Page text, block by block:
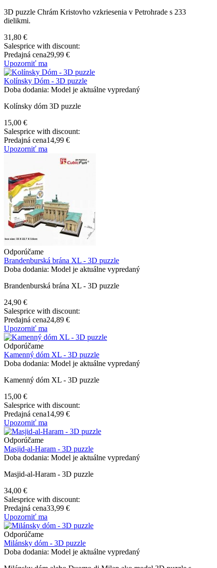
3D puzzle Chrám Kristovho vzkriesenia v Petrohrade s 233
dielikmi.
31,80 €
Salesprice with discount:
Predajná cena29,99 €
Upozorniť ma
Kolínsky Dóm - 3D puzzle
Doba dodania: Model je aktuálne vypredaný
Kolínsky dóm 3D puzzle
15,00 €
Salesprice with discount:
Predajná cena14,99 €
Upozorniť ma
Odporúčame
Brandenburská brána XL - 3D puzzle
Doba dodania: Model je aktuálne vypredaný
Brandenburská brána XL - 3D puzzle
24,90 €
Salesprice with discount:
Predajná cena24,89 €
Upozorniť ma
Odporúčame
Kamenný dóm XL - 3D puzzle
Doba dodania: Model je aktuálne vypredaný
Kamenný dóm XL - 3D puzzle
15,00 €
Salesprice with discount:
Predajná cena14,99 €
Upozorniť ma
Odporúčame
Masjid-al-Haram - 3D puzzle
Doba dodania: Model je aktuálne vypredaný
Masjid-al-Haram - 3D puzzle
34,00 €
Salesprice with discount:
Predajná cena33,99 €
Upozorniť ma
Odporúčame
Milánsky dóm - 3D puzzle
Doba dodania: Model je aktuálne vypredaný